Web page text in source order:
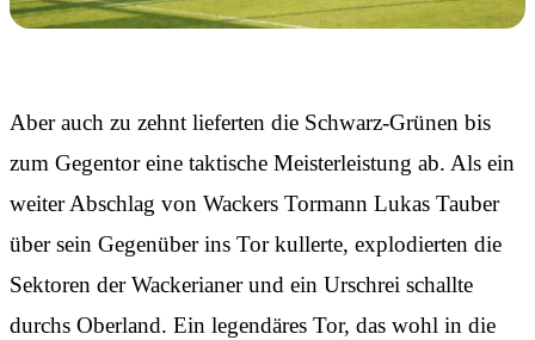
Aber auch zu zehnt lieferten die Schwarz-Grünen bis
zum Gegentor eine taktische Meisterleistung ab. Als ein
weiter Abschlag von Wackers Tormann Lukas Tauber
über sein Gegenüber ins Tor kullerte, explodierten die
Sektoren der Wackerianer und ein Urschrei schallte
durchs Oberland. Ein legendäres Tor, das wohl in die